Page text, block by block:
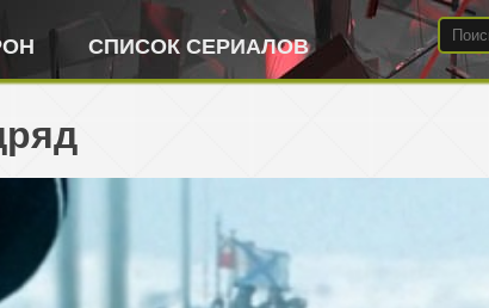
СПИСОК СЕРИАЛОВ